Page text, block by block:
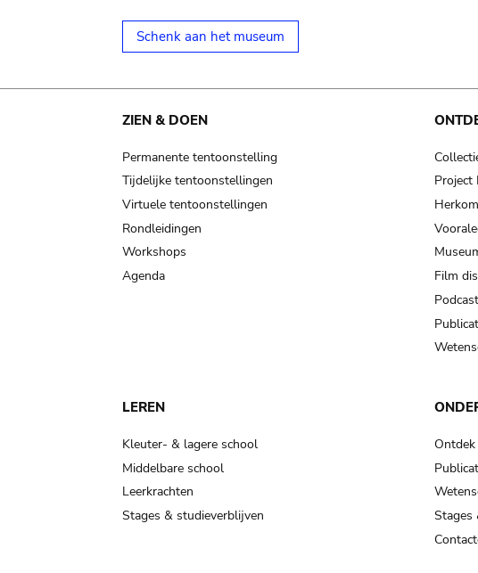
Schenk aan het museum
ZIEN & DOEN
Permanente tentoonstelling
Tijdelijke tentoonstellingen
Virtuele tentoonstellingen
Rondleidingen
Workshops
Agenda
Project
Film
LEREN
Kleuter- & lagere school
Middelbare school
Leerkrachten
Stages & studieverblijven
Stages